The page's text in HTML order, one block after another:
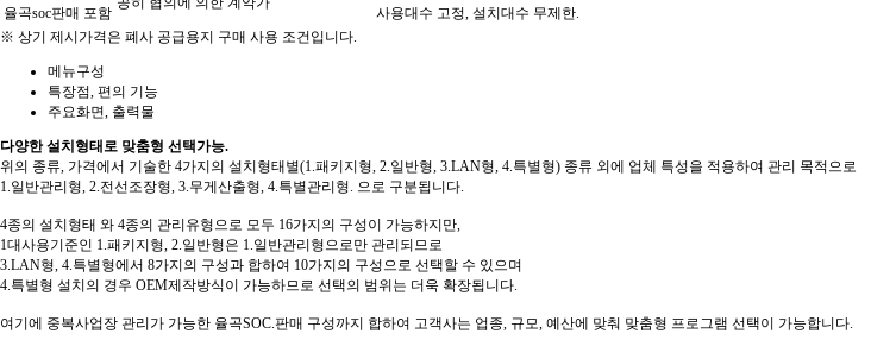
율곡soc판매 포함
사용대수 고정, 설치대수 무제한.
※ 상기 제시가격은 폐사 공급용지 구매 사용 조건입니다.
메뉴구성
특장점, 편의 기능
주요화면, 출력물
다양한 설치형태로 맞춤형 선택가능.
위의 종류, 가격에서 기술한 4가지의 설치형태별(1.패키지형, 2.일반형, 3.LAN형, 4.특별형) 종류 외에 업체 특성을 적용하여 관리 목적으로
1.일반관리형, 2.전선조장형, 3.무게산출형, 4.특별관리형. 으로 구분됩니다.
4종의 설치형태 와 4종의 관리유형으로 모두 16가지의 구성이 가능하지만,
1대사용기준인 1.패키지형, 2.일반형은 1.일반관리형으로만 관리되므로
3.LAN형, 4.특별형에서 8가지의 구성과 합하여 10가지의 구성으로 선택할 수 있으며
4.특별형 설치의 경우 OEM제작방식이 가능하므로 선택의 범위는 더욱 확장됩니다.
여기에 중복사업장 관리가 가능한 율곡SOC.판매 구성까지 합하여 고객사는 업종, 규모, 예산에 맞춰 맞춤형 프로그램 선택이 가능합니다.